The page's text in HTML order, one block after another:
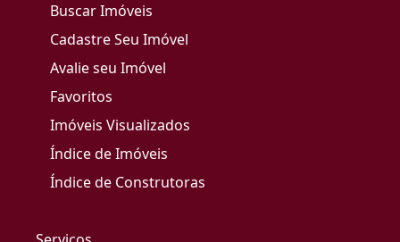
Buscar Imóveis
Cadastre Seu Imóvel
Avalie seu Imóvel
Favoritos
Imóveis Visualizados
Índice de Imóveis
Índice de Construtoras